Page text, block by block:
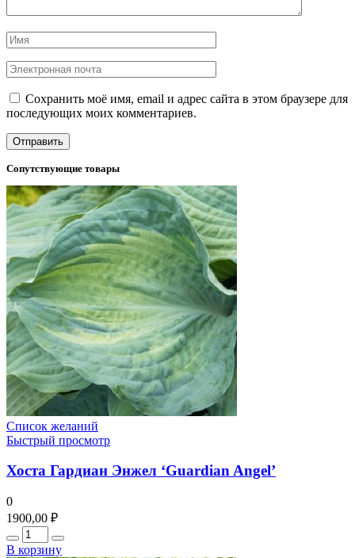
Сохранить моё имя, email и адрес сайта в этом браузере для
последующих моих комментариев.
Сопутствующие товары
Список желаний
Быстрый просмотр
Хоста Гардиан Энжел ‘Guardian Angel’
0
1900,00 ₽
Количество
В корзину